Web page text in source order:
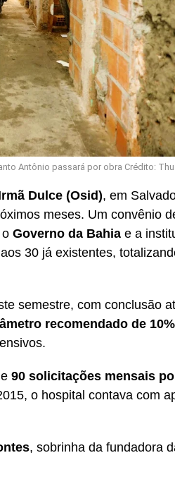
Antônio passará por obra Crédito:
Dulce (Osid), em
meses. Um convênio
Governo da Bahia e a
30 já existentes,
semestre, com conclusão
recomendado de
90 solicitações mensais
o hospital contava com
, sobrinha da fundadora